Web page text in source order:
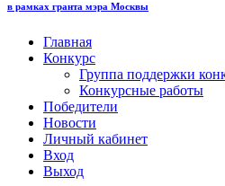
в рамках гранта мэра Москвы
Главная
Конкурс
Группа поддержки
Конкурсные работы
Победители
Новости
Личный кабинет
Вход
Выход